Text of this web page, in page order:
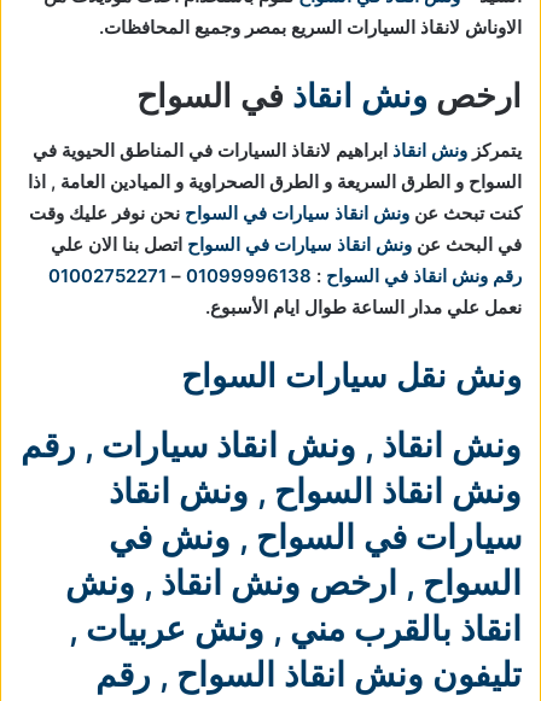
الاوناش لانقاذ السيارات السريع بمصر وجميع المحافظات.
ارخص ونش انقاذ في السواح
يتمركز ونش انقاذ ابراهيم لانقاذ السيارات في المناطق الحيوية في
السواح و الطرق السريعة و الطرق الصحراوية و الميادين العامة , اذا
كنت تبحث عن ونش انقاذ سيارات في السواح نحن نوفر عليك وقت
في البحث عن ونش انقاذ سيارات في السواح اتصل بنا الان علي
رقم ونش انقاذ في السواح :
01099996138
–
01002752271
نعمل علي مدار الساعة طوال ايام الأسبوع.
ونش نقل سيارات السواح
ونش انقاذ , ونش انقاذ سيارات , رقم
ونش انقاذ السواح , ونش انقاذ
سيارات في السواح , ونش في
السواح , ارخص ونش انقاذ , ونش
انقاذ بالقرب مني , ونش عربيات ,
تليفون ونش انقاذ السواح , رقم